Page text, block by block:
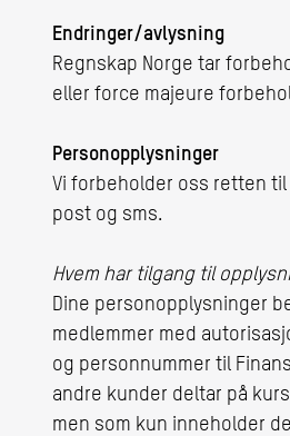
Endringer/avlysning
Regnskap Norge tar
eller force majeure
Personopplysninger
Vi forbeholder oss retten
post og sms.
Hvem har tilgang til
Dine personopplysninger
medlemmer med
og personnummer til
andre kunder deltar på
men som kun inneholder